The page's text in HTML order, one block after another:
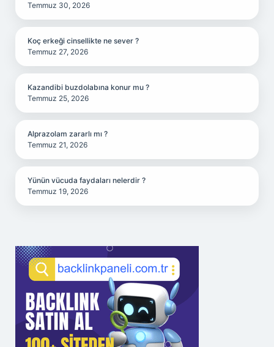
Temmuz 30, 2026
Koç erkeği cinsellikte ne sever ?
Temmuz 27, 2026
Kazandibi buzdolabına konur mu ?
Temmuz 25, 2026
Alprazolam zararlı mı ?
Temmuz 21, 2026
Yünün vücuda faydaları nelerdir ?
Temmuz 19, 2026